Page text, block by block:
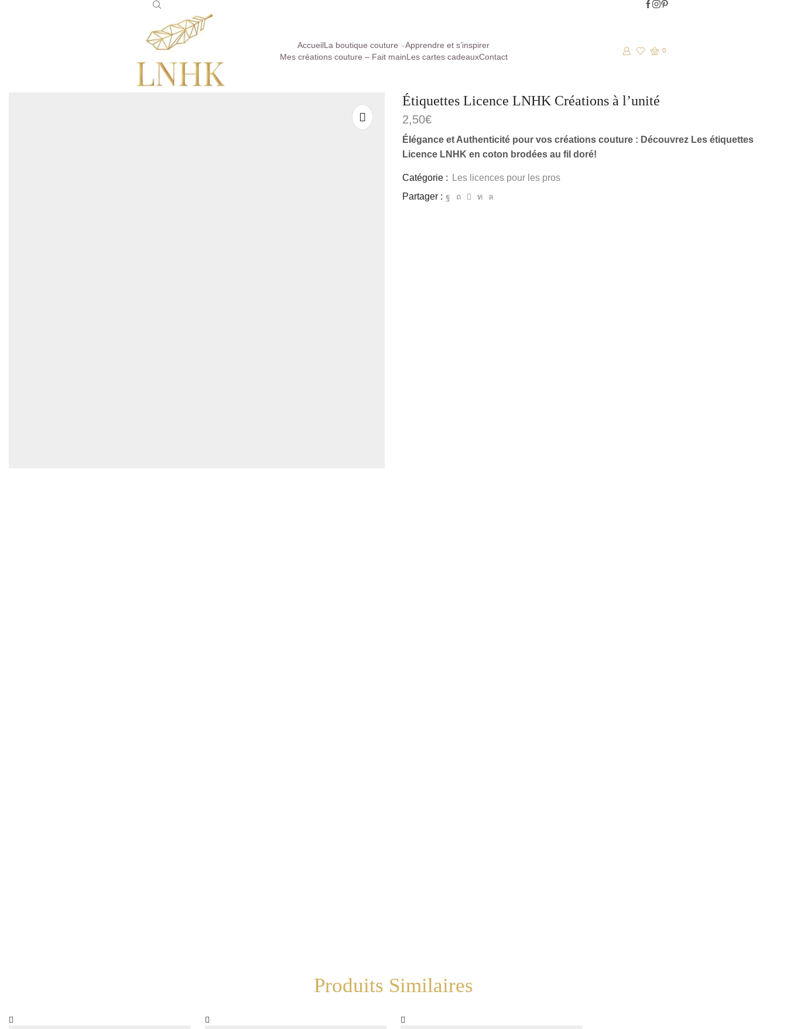
AccueilLa boutique couture
Apprendre et s’inspirer
Mes créations couture – Fait mainLes cartes cadeauxContact
0
Étiquettes Licence LNHK Créations à l’unité
2,50€
Élégance et Authenticité pour vos créations couture : Découvrez Les étiquettes
Licence LNHK en coton brodées au fil doré!
Catégorie :
Les licences pour les pros
Partager :
Produits Similaires